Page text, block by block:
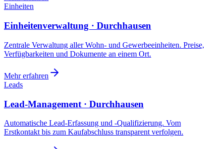
Einheiten
Einheitenverwaltung · Durchhausen
Zentrale Verwaltung aller Wohn- und Gewerbeeinheiten. Preise,
Verfügbarkeiten und Dokumente an einem Ort.
Mehr erfahren
Leads
Lead-Management · Durchhausen
Automatische Lead-Erfassung und -Qualifizierung. Vom
Erstkontakt bis zum Kaufabschluss transparent verfolgen.